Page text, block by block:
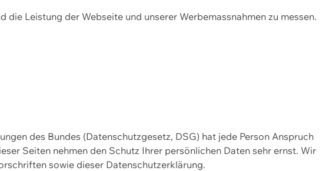
Leistung der Webseite und unserer Werbemassnahmen zu messen.
des Bundes (Datenschutzgesetz, DSG) hat jede Person Anspruch
Seiten nehmen den Schutz Ihrer persönlichen Daten sehr ernst. Wir
sowie dieser Datenschutzerklärung.